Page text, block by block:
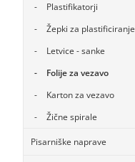
Plastifikatorji
Žepki za plastificiranje
Letvice - sanke
Folije za vezavo
Karton za vezavo
Žične spirale
Pisarniške naprave